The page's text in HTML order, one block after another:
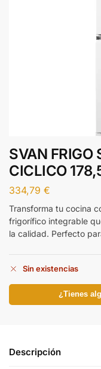
SVAN FRIGO
CICLICO
334,79 €
Transforma tu cocina
frigorífico integrable
la calidad. Perfecto
Sin existencias
¿Tienes
Descripción